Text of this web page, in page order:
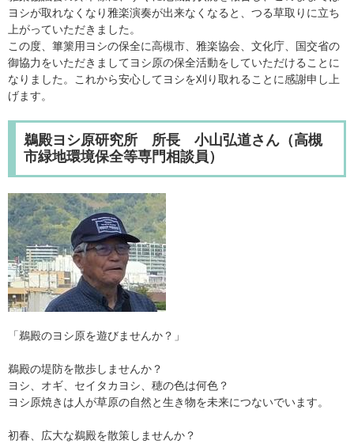
ヨシが取れなくなり雅楽演奏が出来なくなると、つる草取りに立ち
上がっていただきました。
この度、篳篥用ヨシの保全に高槻市、雅楽協会、文化庁、国交省の
御協力をいただきましてヨシ原の保全活動をしていただけることに
なりました。これから安心してヨシを刈り取れることに感謝申し上
げます。
鵜殿ヨシ原研究所 所長 小山弘道さん（高槻
市緑地環境保全等専門相談員）
「鵜殿のヨシ原を遊びませんか？」
鵜殿の堤防を散歩しませんか？
ヨシ、オギ、セイタカヨシ、穂の色は何色？
ヨシ原焼きは人が草原の自然と生き物を未来につないでいます。
初春、広大な鵜殿を散策しませんか？